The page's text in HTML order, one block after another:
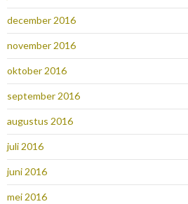
december 2016
november 2016
oktober 2016
september 2016
augustus 2016
juli 2016
juni 2016
mei 2016